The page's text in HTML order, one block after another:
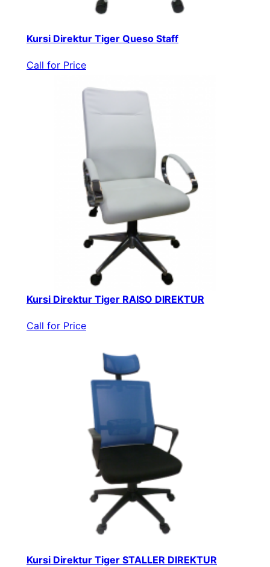
Kursi Direktur Tiger Queso Staff
Call for Price
Kursi Direktur Tiger RAISO DIREKTUR
Call for Price
Kursi Direktur Tiger STALLER DIREKTUR